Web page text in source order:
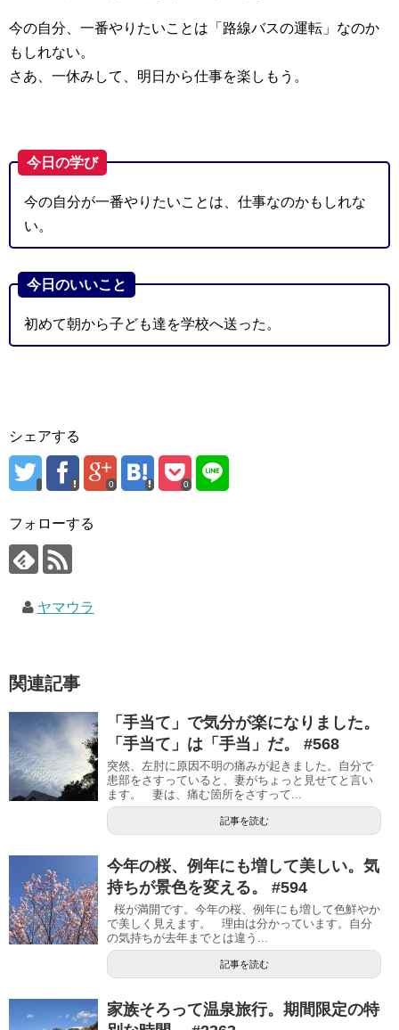
今の自分、一番やりたいことは「路線バスの運転」なのか
もしれない。
さあ、一休みして、明日から仕事を楽しもう。
今日の学び
今の自分が一番やりたいことは、仕事なのかもしれな
い。
今日のいいこと
初めて朝から子ども達を学校へ送った。
シェアする
0 0
フォローする
ヤマウラ
関連記事
「手当て」で気分が楽になりました。
「手当て」は「手当」だ。 #568
突然、左肘に原因不明の痛みが起きました。自分で
患部をさすっていると、妻がちょっと見せてと言い
ます。 妻は、痛む箇所をさすって...
記事を読む
今年の桜、例年にも増して美しい。気
持ちが景色を変える。 #594
桜が満開です。今年の桜、例年にも増して色鮮やか
で美しく見えます。 理由は分かっています。自分
の気持ちが去年までとは違う...
記事を読む
家族そろって温泉旅行。期間限定の特